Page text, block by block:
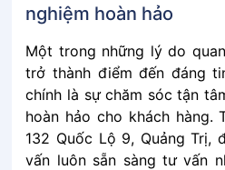
nghiệm hoàn hảo
Một trong những lý do
trở thành điểm đến đáng
chính là sự chăm sóc tận
hoàn hảo cho khách hàng.
132 Quốc Lộ 9, Quảng Trị,
vấn luôn sẵn sàng tư vấn